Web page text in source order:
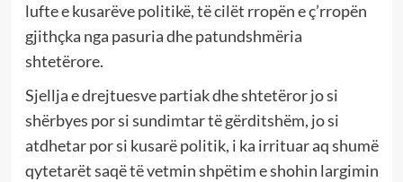
lufte e kusarëve politikë, të cilët rropën e ç’rropën
gjithçka nga pasuria dhe patundshmëria
shtetërore.
Sjellja e drejtuesve partiak dhe shtetëror jo si
shërbyes por si sundimtar të gërditshëm, jo si
atdhetar por si kusarë politik, i ka irrituar aq shumë
qytetarët saqë të vetmin shpëtim e shohin largimin